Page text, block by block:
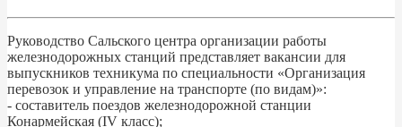
Руководство Сальского центра организации работы
железнодорожных станций представляет вакансии для
выпускников техникума по специальности «Организация
перевозок и управление на транспорте (по видам)»:
- составитель поездов железнодорожной станции
Конармейская (IV класс);